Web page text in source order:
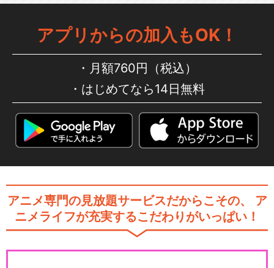
アプリからの加入もOK！
月額760円（税込）
はじめてなら14日無料
アニメ専門の見放題サービスだからこその、
ア
ニメライフが充実するこだわりがいっぱい！